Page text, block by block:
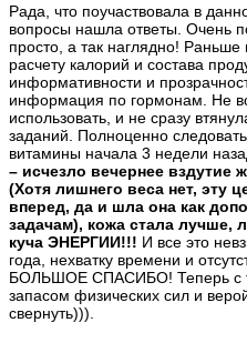
Рада, что поучаствовала в
вопросы нашла ответы. Очень
просто, а так наглядно!
расчету калорий и состава
информативности и
информация по гормонам. Не
использовать, и не сразу
заданий. Полноценно
витамины начала 3 недели
– исчезло вечернее вздутие
(Хотя лишнего веса нет, эту
вперед, да и шла она как
задачам), кожа стала лучше,
куча ЭНЕРГИИ!!! И все это
года, нехватку времени и
БОЛЬШОЕ СПАСИБО! Теперь с
запасом физических сил и
свернуть))).